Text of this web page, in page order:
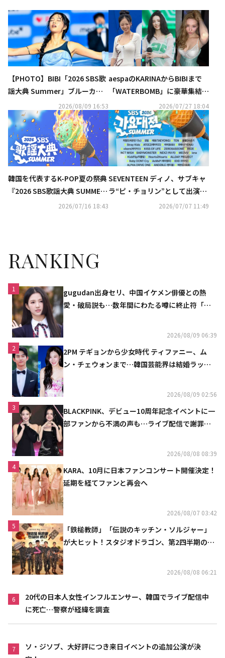
【PHOTO】BIBI「2026 SBS歌
謡大典 Summer」ブルーカー
2026/08/09 16:53
aespaのKARINAからBIBIまで
「WATERBOMB」に豪華集結！
ビキニ＆上半身裸のパフォーマ
ンスが話題…過激すぎると賛否
の声も
2026/07/27 18:04
韓国を代表するK-POP夏の祭典
『2026 SBS歌謡大典 SUMME
R』をU-NEXT独占で生ライブ
2026/07/16 18:43
SEVENTEEN ディノ、サブキャ
ラ“ピ・チョリン”として出演！
「2026 SBS歌謡大典 Summe
2026/07/07 11:49
RANKING
1
gugudan出身セリ、中国イケメン俳優との熱
愛・破局説も…数年間にわたる噂に終止符「邪
2026/08/09 06:39
2
2PM テギョンから少女時代 ティファニー、ム
ン・チェウォンまで…韓国芸能界は結婚ラッシ
2026/08/09 02:56
3
BLACKPINK、デビュー10周年記念イベントに一
部ファンから不満の声も…ライブ配信で謝罪
2026/08/08 08:39
4
KARA、10月に日本ファンコンサート開催決定！
延期を経てファンと再会へ
2026/08/07 03:42
5
「鉄槌教師」「伝説のキッチン・ソルジャー」
が大ヒット！スタジオドラゴン、第2四半期の売
2026/08/08 06:21
6
20代の日本人女性インフルエンサー、韓国でライブ配信中
に死亡…警察が経緯を調査
7
ソ・ジソブ、大好評につき来日イベントの追加公演が決